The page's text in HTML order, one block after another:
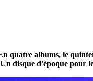
quatre albums, le
Un disque d'époque pour